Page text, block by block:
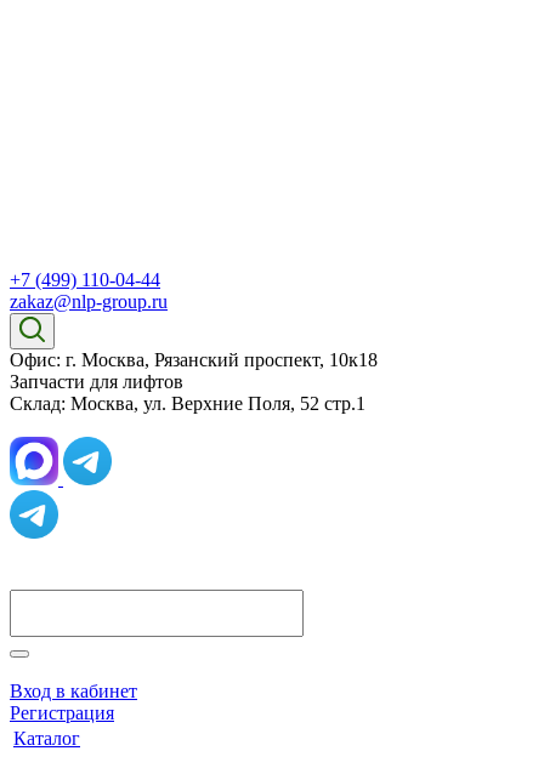
+7 (499) 110-04-44
zakaz@nlp-group.ru
Офис: г. Москва, Рязанский проспект, 10к18
Запчасти для лифтов
Склад: Москва, ул. Верхние Поля, 52 стр.1
Вход в кабинет
Регистрация
Каталог